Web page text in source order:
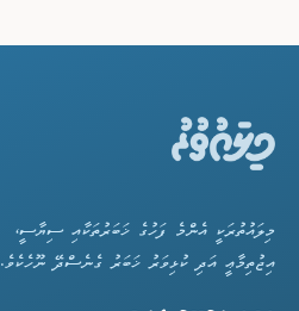
މިލައުތުރަކީ އެންމެ ފަހުގެ ޚަބަރުތަކާއި ސިޔާސީ،
އިޖުތިމާޢީ އަދި ކުޅިވަރު ޚަބަރު ގެނެސްދޭ ނޫހެކެވެ.